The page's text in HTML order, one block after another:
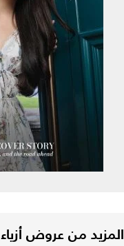
المزيد من عروض أزياء